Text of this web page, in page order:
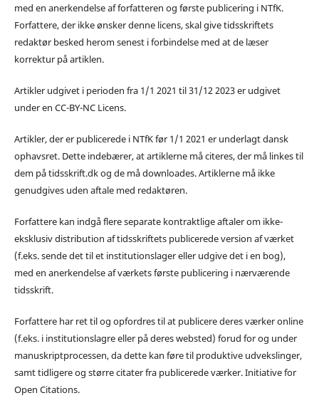
med en anerkendelse af forfatteren og første publicering i NTfK.
Forfattere, der ikke ønsker denne licens, skal give tidsskriftets
redaktør besked herom senest i forbindelse med at de læser
korrektur på artiklen.
Artikler udgivet i perioden fra 1/1 2021 til 31/12 2023 er udgivet
under en CC-BY-NC Licens.
Artikler, der er publicerede i NTfK før 1/1 2021 er underlagt dansk
ophavsret. Dette indebærer, at artiklerne må citeres, der må linkes til
dem på tidsskrift.dk og de må downloades. Artiklerne må ikke
genudgives uden aftale med redaktøren.
Forfattere kan indgå flere separate kontraktlige aftaler om ikke-
eksklusiv distribution af tidsskriftets publicerede version af værket
(f.eks. sende det til et institutionslager eller udgive det i en bog),
med en anerkendelse af værkets første publicering i nærværende
tidsskrift.
Forfattere har ret til og opfordres til at publicere deres værker online
(f.eks. i institutionslagre eller på deres websted) forud for og under
manuskriptprocessen, da dette kan føre til produktive udvekslinger,
samt tidligere og større citater fra publicerede værker. Initiative for
Open Citations.